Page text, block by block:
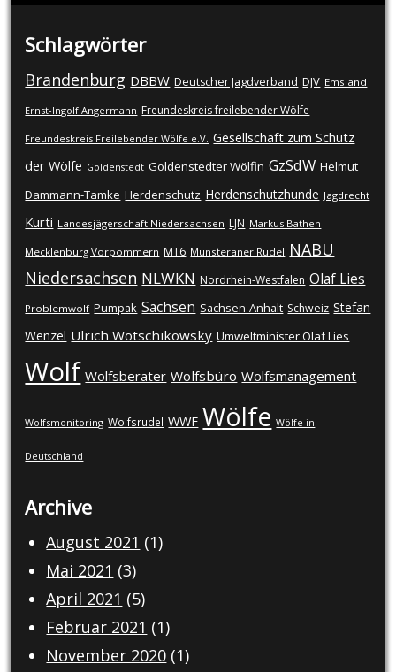
Schlagwörter
Brandenburg DBBW Deutscher Jagdverband DJV Emsland
Ernst-Ingolf Angermann Freundeskreis freilebender Wölfe
Freundeskreis Freilebender Wölfe e.V. Gesellschaft zum Schutz
der Wölfe Goldenstedt Goldenstedter Wölfin GzSdW Helmut
Dammann-Tamke Herdenschutz Herdenschutzhunde Jagdrecht
Kurti Landesjägerschaft Niedersachsen LJN Markus Bathen
Mecklenburg Vorpommern MT6 Munsteraner Rudel NABU
Niedersachsen NLWKN Nordrhein-Westfalen Olaf Lies
Problemwolf Pumpak Sachsen Sachsen-Anhalt Schweiz Stefan
Wenzel Ulrich Wotschikowsky Umweltminister Olaf Lies
Wolf Wolfsberater Wolfsbüro Wolfsmanagement
Wolfsmonitoring Wolfsrudel WWF Wölfe Wölfe in
Deutschland
Archive
August 2021 (1)
Mai 2021 (3)
April 2021 (5)
Februar 2021 (1)
November 2020 (1)